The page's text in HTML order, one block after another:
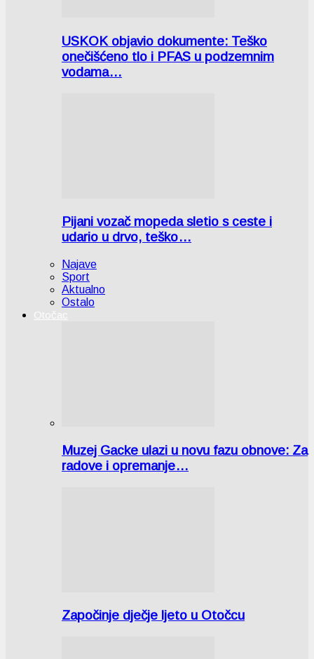
USKOK objavio dokumente: Teško
onečišćeno tlo i PFAS u podzemnim
vodama…
Pijani vozač mopeda sletio s ceste i
udario u drvo, teško…
Najave
Sport
Aktualno
Ostalo
Otočac
Muzej Gacke ulazi u novu fazu obnove: Za
radove i opremanje…
Započinje dječje ljeto u Otočcu